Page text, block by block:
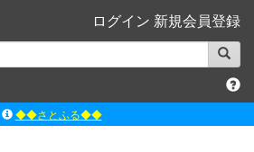
ログイン 新規会員登録
◆◆さとふる◆◆